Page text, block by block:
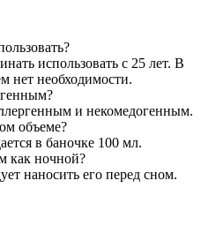
использовать с 25 лет. В
нет необходимости.
и некомедогенным.
объеме?
в баночке 100 мл.
как ночной?
наносить его перед сном.